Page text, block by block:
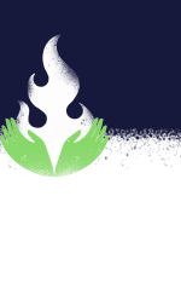
Una mirada
Internet
Por: Ixchel García y